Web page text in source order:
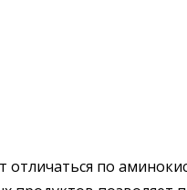
отличаться по